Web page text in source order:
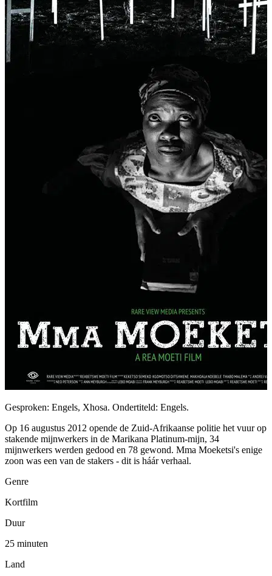
Gesproken: Engels, Xhosa. Ondertiteld: Engels.
Op 16 augustus 2012 opende de Zuid-Afrikaanse politie het vuur op
stakende mijnwerkers in de Marikana Platinum-mijn, 34
mijnwerkers werden gedood en 78 gewond. Mma Moeketsi's enige
zoon was een van de stakers - dit is háár verhaal.
Genre
Kortfilm
Duur
25 minuten
Land